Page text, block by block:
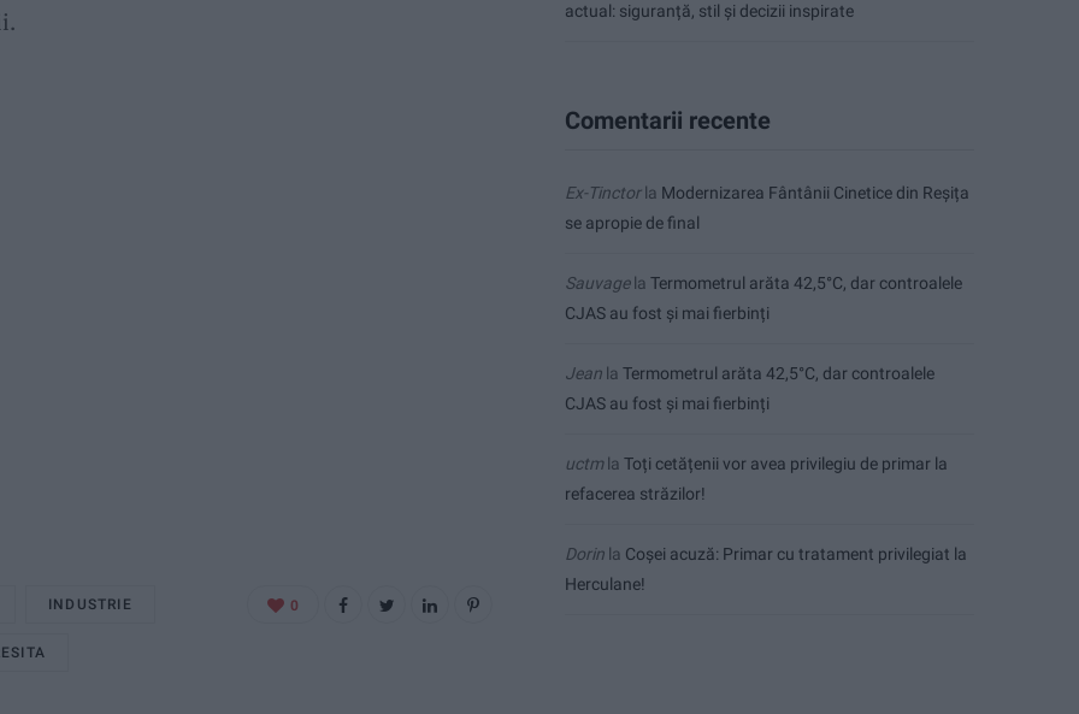
INDUSTRIE 0
actual: siguranță, stil și decizii inspirate
Comentarii recente
Ex-Tinctorla Modernizarea Fântânii Cinetice din Reșița
se apropie de final
Sauvagela Termometrul arăta 42,5°C, dar controalele
CJAS au fost și mai fierbinți
Jean la Termometrul arăta 42,5°C, dar controalele
CJAS au fost și mai fierbinți
uctmla Toți cetățenii vor avea privilegiu de primar la
refacerea străzilor!
Dorin la Coșei acuză: Primar cu tratament privilegiat la
Herculane!